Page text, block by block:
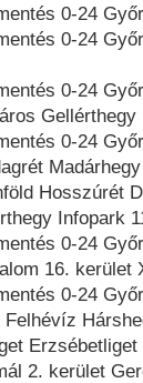
0-24
0-24
0-24
Gellérthegy
0-24
Hosszúrét
Infopark
0-24
16. kerület
0-24
Felhévíz
2. kerület